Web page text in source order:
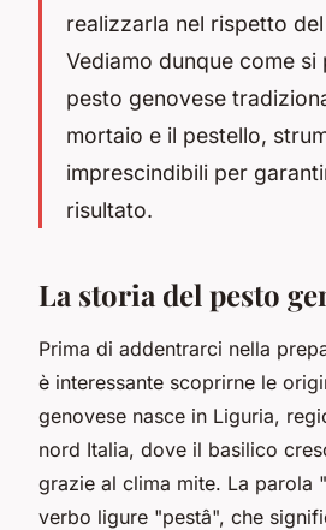
realizzarla nel rispetto
Vediamo dunque come
pesto genovese
mortaio e il pestello,
imprescindibili per
risultato.
La storia del pesto
Prima di addentrarci nella
è interessante scoprirne le
genovese nasce in Liguria,
nord Italia, dove il basilico
grazie al clima mite. La parola
verbo ligure "pestâ", che